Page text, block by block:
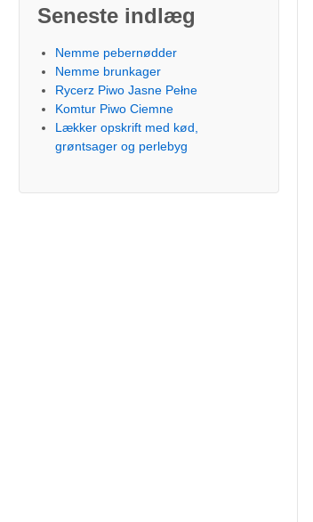
Seneste indlæg
Nemme pebernødder
Nemme brunkager
Rycerz Piwo Jasne Pełne
Komtur Piwo Ciemne
Lækker opskrift med kød,
grøntsager og perlebyg